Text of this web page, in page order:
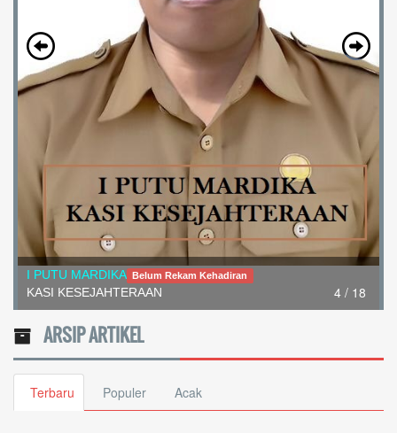
5 / 18
I Nengah Wardana Belum Rekam Kehadiran
Kepala Dusun Gingsir
ARSIP ARTIKEL
Terbaru Populer Acak